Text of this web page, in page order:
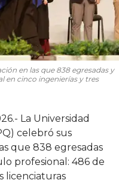
en las que 838 egresadas y
en cinco ingenierías y tres
La Universidad
celebró sus
que 838 egresadas
profesional: 486 de
licenciaturas